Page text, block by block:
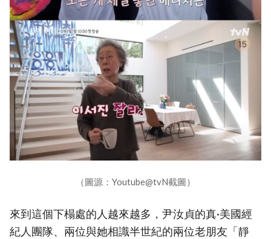
（圖源：Youtube@tvN截圖）
來到這個下榻處的人越來越多，尹汝貞的真·美國經
紀人團隊、兩位與她相識半世紀的兩位老朋友「靜